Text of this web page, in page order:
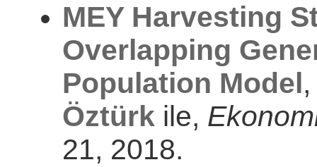
MEY Harvesting
Overlapping
Population Model
Öztürk ile,
21, 2018.